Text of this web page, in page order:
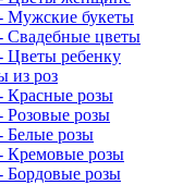
Мужские букеты
Свадебные цветы
Цветы ребенку
из роз
Красные розы
Розовые розы
Белые розы
Кремовые розы
Бордовые розы